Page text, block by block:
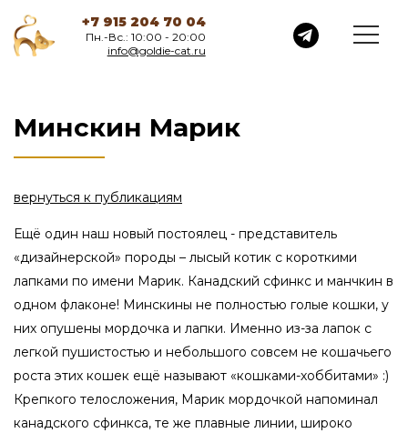
+7 915 204 70 04
Пн.-Вс.: 10:00 - 20:00
info@goldie-cat.ru
Минскин Марик
вернуться к публикациям
Ещё один наш новый постоялец - представитель
«дизайнерской» породы – лысый котик с короткими
лапками по имени Марик. Канадский сфинкс и манчкин в
одном флаконе! Минскины не полностью голые кошки, у
них опушены мордочка и лапки. Именно из-за лапок с
легкой пушистостью и небольшого совсем не кошачьего
роста этих кошек ещё называют «кошками-хоббитами» :)
Крепкого телосложения, Марик мордочкой напоминал
канадского сфинкса, те же плавные линии, широко